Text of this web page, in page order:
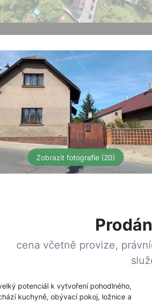
Zobrazit fotografie (20)
cena včetně provize,
potenciál k vytvoření pohodlného,
kuchyně, obývací pokoj, ložnice a